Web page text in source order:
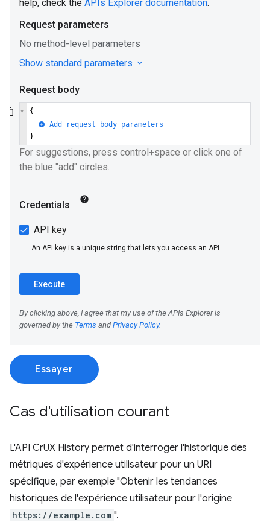
Essayer
Cas d'utilisation courant
L'API CrUX History permet d'interroger l'historique des
métriques d'expérience utilisateur pour un URI
spécifique, par exemple "Obtenir les tendances
historiques de l'expérience utilisateur pour l'origine
https://example.com ".